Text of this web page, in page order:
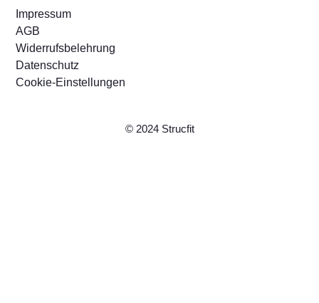
Impressum
AGB
Widerrufsbelehrung
Datenschutz
Cookie-Einstellungen
© 2024 Strucfit